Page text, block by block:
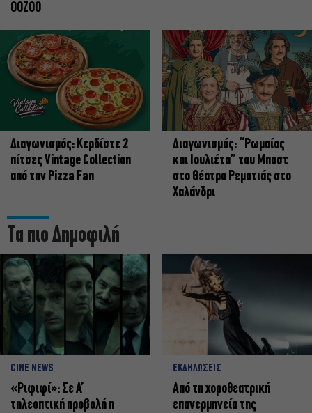
OOZOO
Διαγωνισμός: Κερδίστε 2
πίτσες Vintage Collection
από την Pizza Fan
Διαγωνισμός: “Ρωμαίος
και Ιουλιέτα” του Μποστ
στο Θέατρο Ρεματιάς στο
Χαλάνδρι
Τα πιο Δημοφιλή
CINE NEWS
«Ριφιφί»: Σε Α’
τηλεοπτική προβολή η
ΕΚΔΗΛΩΣΕΙΣ
Από τη χοροθεατρική
επανερμηνεία της